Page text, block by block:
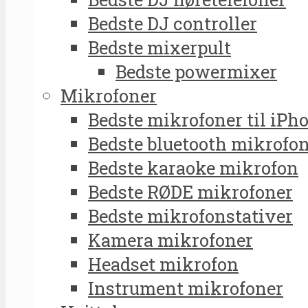
Bedste DJ controller
Bedste mixerpult
Bedste powermixer
Mikrofoner
Bedste mikrofoner til
Bedste bluetooth
Bedste karaoke mikrofon
Bedste RØDE mikrofoner
Bedste mikrofonstativer
Kamera mikrofoner
Headset mikrofon
Instrument mikrofoner